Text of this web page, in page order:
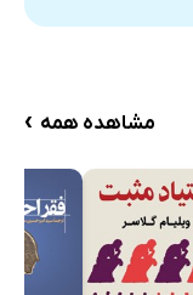
مشاهده همه ›